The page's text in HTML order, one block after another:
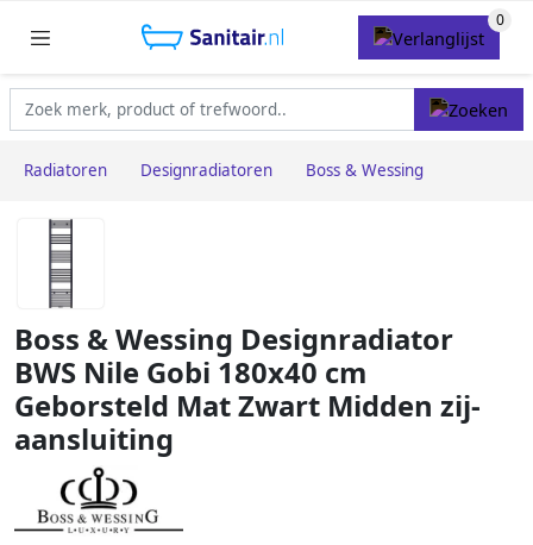
Radiatoren Designradiatoren Boss & Wessing
Boss & Wessing Designradiator
BWS Nile Gobi 180x40 cm
Geborsteld Mat Zwart Midden zij-
aansluiting